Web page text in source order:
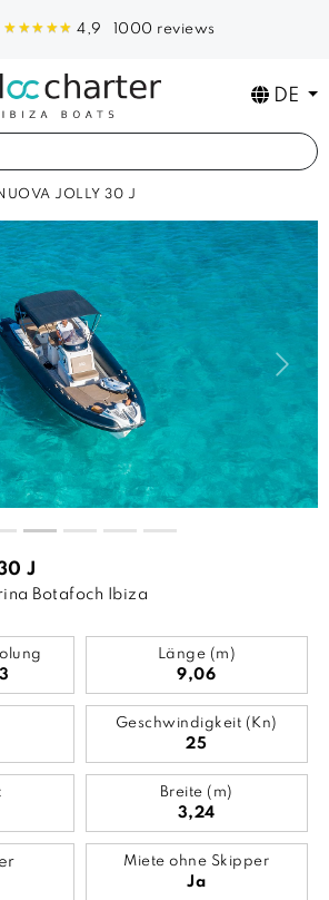
4,9 1000 reviews
DE
JOLLY 30 J
Next
J
Botafoch Ibiza
Länge (m)
9,06
Geschwindigkeit (Kn)
25
Breite (m)
3,24
Miete ohne Skipper
Ja